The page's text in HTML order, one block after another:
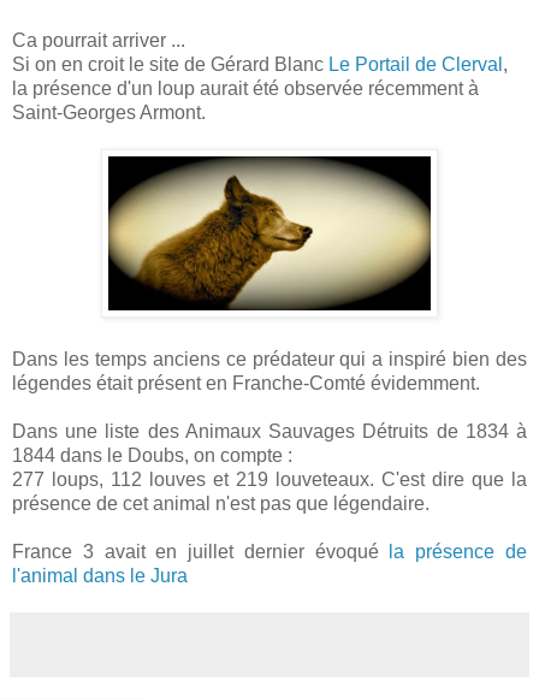
Ca pourrait arriver ...
Si on en croit le site de Gérard Blanc Le Portail de Clerval ,
la présence d'un loup aurait été observée récemment à
Saint-Georges Armont.
Dans les temps anciens ce prédateur qui a inspiré bien des
légendes était présent en Franche-Comté évidemment.
Dans une liste des Animaux Sauvages Détruits de 1834 à
1844 dans le Doubs, on compte :
277 loups, 112 louves et 219 louveteaux. C'est dire que la
présence de cet animal n'est pas que légendaire.
France 3 avait en juillet dernier évoqué
la présence de
l'animal dans le Jura